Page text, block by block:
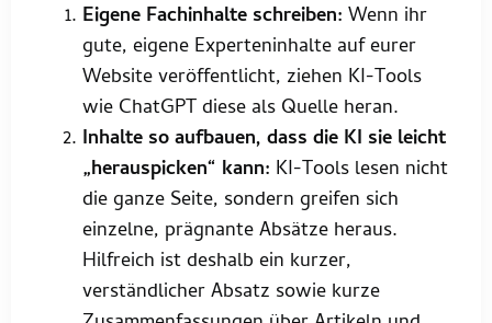
Eigene Fachinhalte schreiben: Wenn ihr
gute, eigene Experteninhalte auf eurer
Website veröffentlicht, ziehen KI-Tools
wie ChatGPT diese als Quelle heran.
Inhalte so aufbauen, dass die KI sie leicht
„herauspicken“ kann: KI-Tools lesen nicht
die ganze Seite, sondern greifen sich
einzelne, prägnante Absätze heraus.
Hilfreich ist deshalb ein kurzer,
verständlicher Absatz sowie kurze